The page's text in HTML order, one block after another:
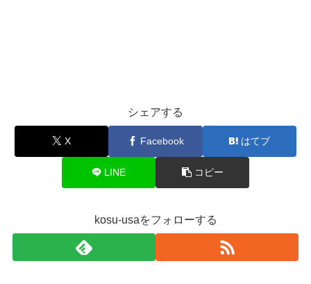
シェアする
X Facebook はてブ
LINE コピー
kosu-usaをフォローする